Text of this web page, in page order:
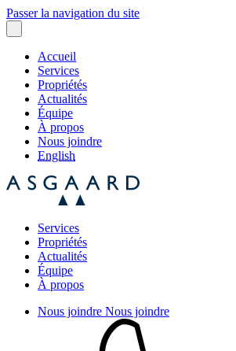
Passer la navigation du site
Accueil
Services
Propriétés
Actualités
Équipe
À propos
Nous joindre
English
Services
Propriétés
Actualités
Équipe
À propos
Nous joindre Nous joindre